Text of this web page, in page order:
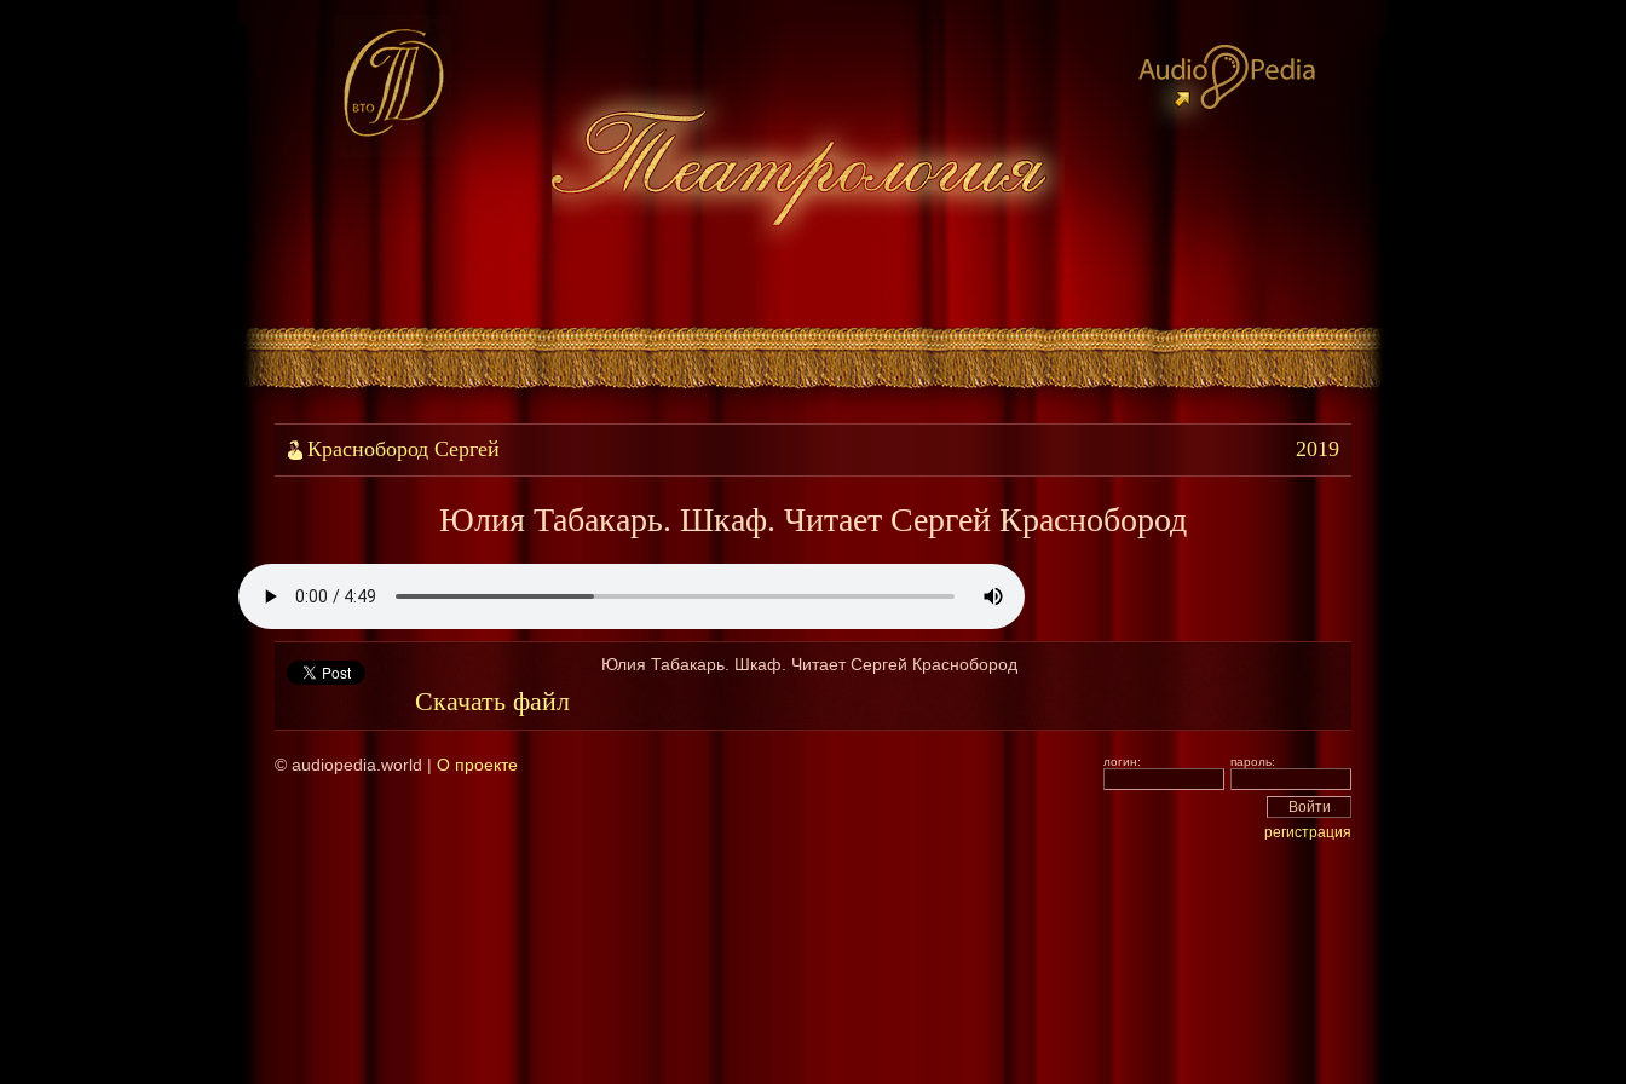
Краснобород Сергей 2019
Юлия Табакарь. Шкаф. Читает Сергей Краснобород
Скачать файл
Юлия Табакарь. Шкаф. Читает Сергей Краснобород
© audiopedia.world | О проекте пароль:
логин:
регистрация